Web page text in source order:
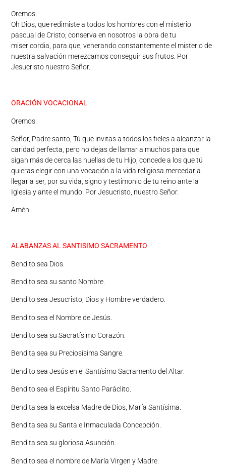
Oremos.
Oh Dios, que redimiste a todos los hombres con el misterio
pascual de Cristo; conserva en nosotros la obra de tu
misericordia, para que, venerando constantemente el misterio de
nuestra salvación merezcamos conseguir sus frutos. Por
Jesucristo nuestro Señor.
ORACIÓN VOCACIONAL
Oremos.
Señor, Padre santo, Tú que invitas a todos los fieles a alcanzar la
caridad perfecta, pero no dejas de llamar a muchos para que
sigan más de cerca las huellas de tu Hijo, concede a los que tú
quieras elegir con una vocación a la vida religiosa mercedaria
llegar a ser, por su vida, signo y testimonio de tu reino ante la
Iglesia y ante el mundo. Por Jesucristo, nuestro Señor.
Amén.
ALABANZAS AL SANTISIMO SACRAMENTO
Bendito sea Dios.
Bendito sea su santo Nombre.
Bendito sea Jesucristo, Dios y Hombre verdadero.
Bendito sea el Nombre de Jesús.
Bendito sea su Sacratísimo Corazón.
Bendita sea su Preciosísima Sangre.
Bendito sea Jesús en el Santísimo Sacramento del Altar.
Bendito sea el Espíritu Santo Paráclito.
Bendita sea la excelsa Madre de Dios, María Santísima.
Bendita sea su Santa e Inmaculada Concepción.
Bendita sea su gloriosa Asunción.
Bendito sea el nombre de María Virgen y Madre.